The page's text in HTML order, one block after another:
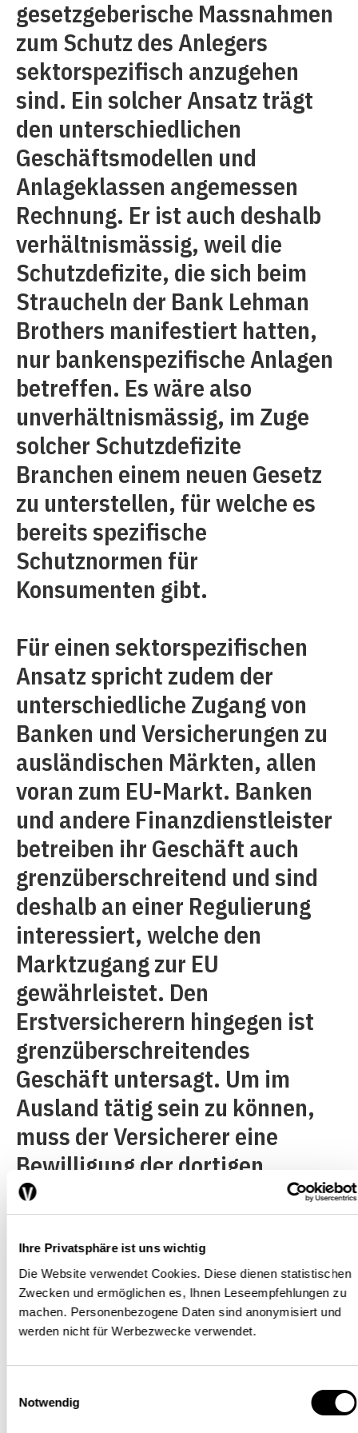
Ihre Privatsphäre ist uns wichtig
Die Website verwendet Cookies. Diese dienen statistischen
Zwecken und ermöglichen es, Ihnen Leseempfehlungen zu
machen. Personenbezogene Daten sind anonymisiert und
werden nicht für Werbezwecke verwendet.
Notwendig
gesetzgeberische Massnahmen
zum Schutz des Anlegers
sektorspezifisch anzugehen
sind. Ein solcher Ansatz trägt
den unterschiedlichen
Geschäftsmodellen und
Anlageklassen angemessen
Rechnung. Er ist auch deshalb
verhältnismässig, weil die
Schutzdefizite, die sich beim
Straucheln der Bank Lehman
Brothers manifestiert hatten,
nur bankenspezifische Anlagen
betreffen. Es wäre also
unverhältnismässig, im Zuge
solcher Schutzdefizite
Branchen einem neuen Gesetz
zu unterstellen, für welche es
bereits spezifische
Schutznormen für
Konsumenten gibt.
Für einen sektorspezifischen
Ansatz spricht zudem der
unterschiedliche Zugang von
Banken und Versicherungen zu
ausländischen Märkten, allen
voran zum EU-Markt. Banken
und andere Finanzdienstleister
betreiben ihr Geschäft auch
grenzüberschreitend und sind
deshalb an einer Regulierung
interessiert, welche den
Marktzugang zur EU
gewährleistet. Den
Erstversicherern hingegen ist
grenzüberschreitendes
Geschäft untersagt. Um im
Ausland tätig sein zu können,
muss der Versicherer eine
Bewilligung der dortigen
Aufsichtsbehörde einholen.
Denn das
Versicherungsabkommen
zwischen der Schweiz und der
EU statuiert nur die
Niederlassungsfreiheit und ist
zudem auf die
Schadensversicherung